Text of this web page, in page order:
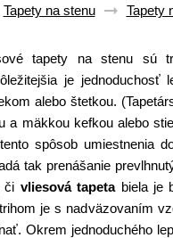
Tapety na stenu Tapety
tapety na stenu sú
je
alebo štetkou.
a mäkkou kefkou alebo
spôsob umiestnenia
tak prenášanie
či vliesová tapeta biela je
je s nadväzovaním
Okrem jednoduchého